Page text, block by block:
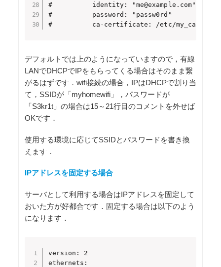
#          identity: "me@example.com"
#          password: "passw0rd"
デフォルトでは上のようになっていますので，有線
LANでDHCPでIPをもらってくる場合はそのまま繋
がるはずです．wifi接続の場合，IPはDHCPで割り当
て，SSIDが「myhomewifi」，パスワードが
「S3kr1t」の場合は15～21行目のコメントを外せば
OKです．
使用する環境に応じてSSIDとパスワードを書き換
えます．
IPアドレスを固定する場合
サーバとして利用する場合はIPアドレスを固定して
おいた方が好都合です．固定する場合は以下のよう
になります．
version: 2
ethernets: